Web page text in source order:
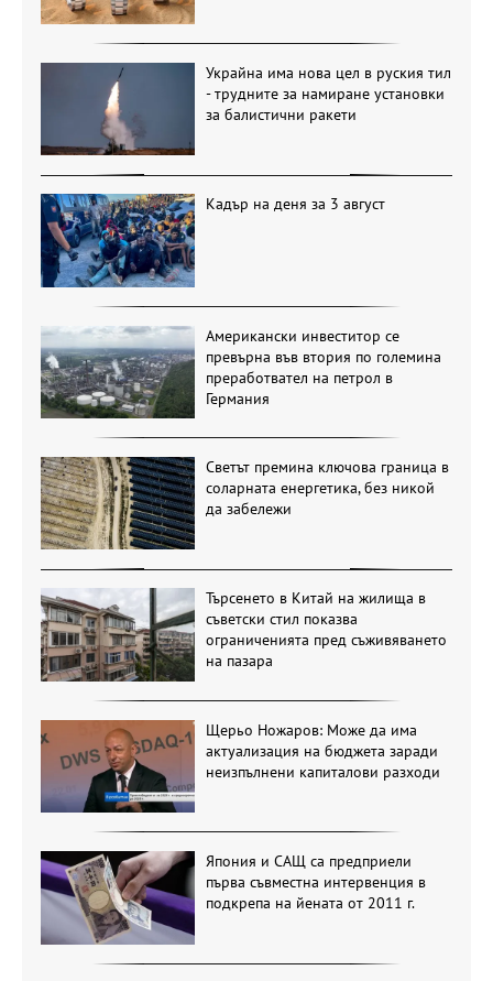
Украйна има нова цел в руския тил
- трудните за намиране установки
за балистични ракети
Кадър на деня за 3 август
Американски инвеститор се
превърна във втория по големина
преработвател на петрол в
Германия
Светът премина ключова граница в
соларната енергетика, без никой
да забележи
Търсенето в Китай на жилища в
съветски стил показва
ограниченията пред съживяването
на пазара
Щерьо Ножаров: Може да има
актуализация на бюджета заради
неизпълнени капиталови разходи
Япония и САЩ са предприели
първа съвместна интервенция в
подкрепа на йената от 2011 г.